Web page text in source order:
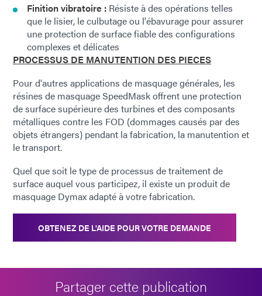
Finition vibratoire : Résiste à des opérations telles
que le lisier, le culbutage ou l'ébavurage pour assurer
une protection de surface fiable des configurations
complexes et délicates
PROCESSUS DE MANUTENTION DES PIECES
Pour d'autres applications de masquage générales, les
résines de masquage SpeedMask offrent une protection
de surface supérieure des turbines et des composants
métalliques contre les FOD (dommages causés par des
objets étrangers) pendant la fabrication, la manutention et
le transport.
Quel que soit le type de processus de traitement de
surface auquel vous participez, il existe un produit de
masquage Dymax adapté à votre fabrication.
OBTENEZ DE L'AIDE POUR VOTRE DEMANDE
Partager cette publication